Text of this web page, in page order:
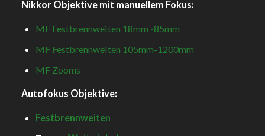
Nikkor Objektive mit manuellem Fokus:
MF Festbrennweiten 18mm -85mm
MF Festbrennweiten 105mm-1200mm
MF Zooms
Autofokus Objektive:
Festbrennweiten